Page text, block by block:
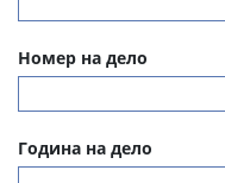
Номер на дело
Година на дело